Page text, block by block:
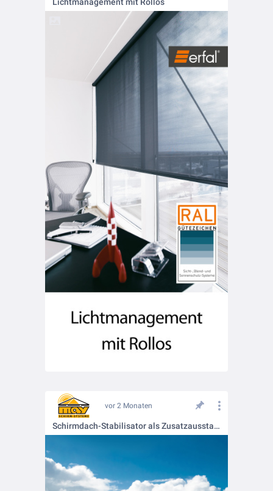
vor 2 Monaten
Schirmdach-Stabilisator als Zusatzausstattung für MAY-Großschirme